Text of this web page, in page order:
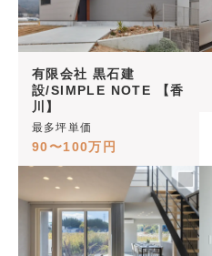
有限会社 黒石建
設/SIMPLE NOTE 【香
川】
最多坪単価
90〜100万円